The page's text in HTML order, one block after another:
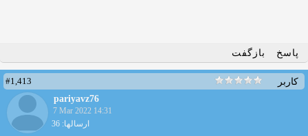
پاسخ بازگفت
کاربر
#1,413
pariyavz76
7 Mar 2022 14:31
ارسالها: 36